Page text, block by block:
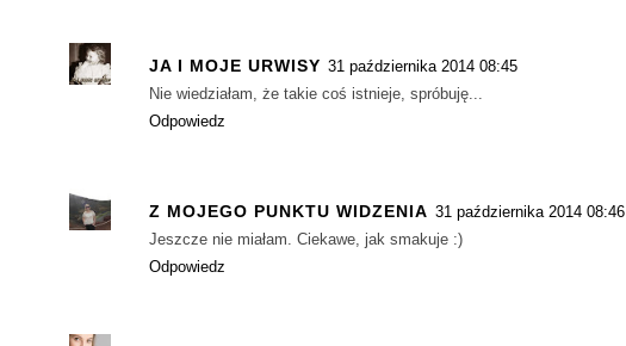
JA I MOJE URWISY 31 października 2014 08:45
Nie wiedziałam, że takie coś istnieje, spróbuję...
Odpowiedz
Z MOJEGO PUNKTU WIDZENIA 31 października 2014 08:46
Jeszcze nie miałam. Ciekawe, jak smakuje :)
Odpowiedz